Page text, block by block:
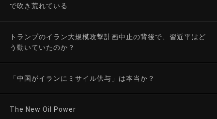
で吹き荒れている
トランプのイラン大規模攻撃計画中止の背後で、習近平はど
う動いていたのか？
「中国がイランにミサイル供与」は本当か？
The New Oil Power